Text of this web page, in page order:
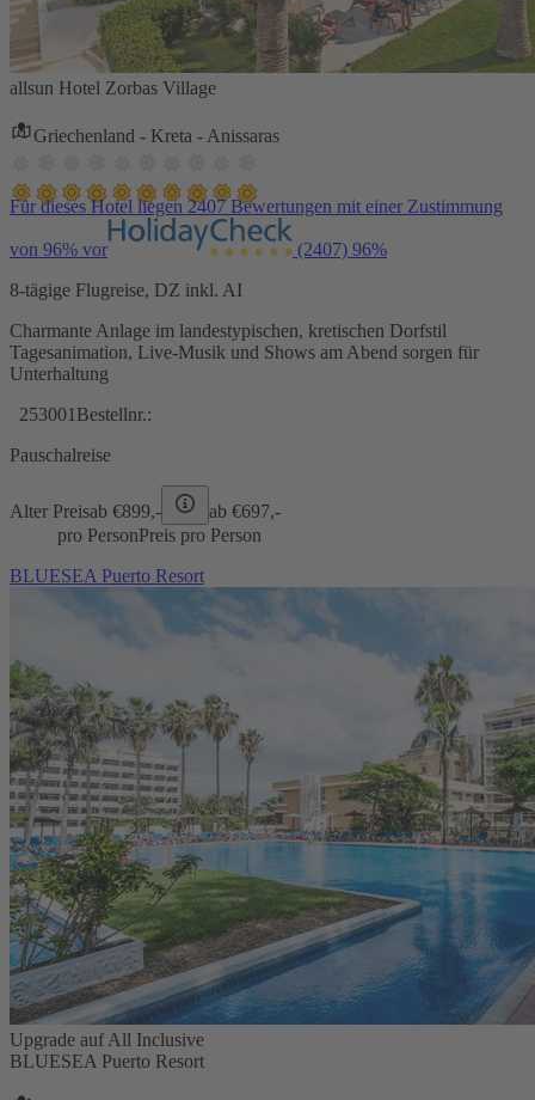
allsun Hotel Zorbas Village
Griechenland - Kreta - Anissaras
Für dieses Hotel liegen 2407 Bewertungen mit einer Zustimmung
von 96% vor (2407) 96%
8-tägige Flugreise, DZ inkl. AI
Charmante Anlage im landestypischen, kretischen Dorfstil
Tagesanimation, Live-Musik und Shows am Abend sorgen für
Unterhaltung
253001 Bestellnr.:
Pauschalreise
Alter Preisab €899,- ab €697,-
pro PersonPreis pro Person
BLUESEA Puerto Resort
Upgrade auf All Inclusive
BLUESEA Puerto Resort